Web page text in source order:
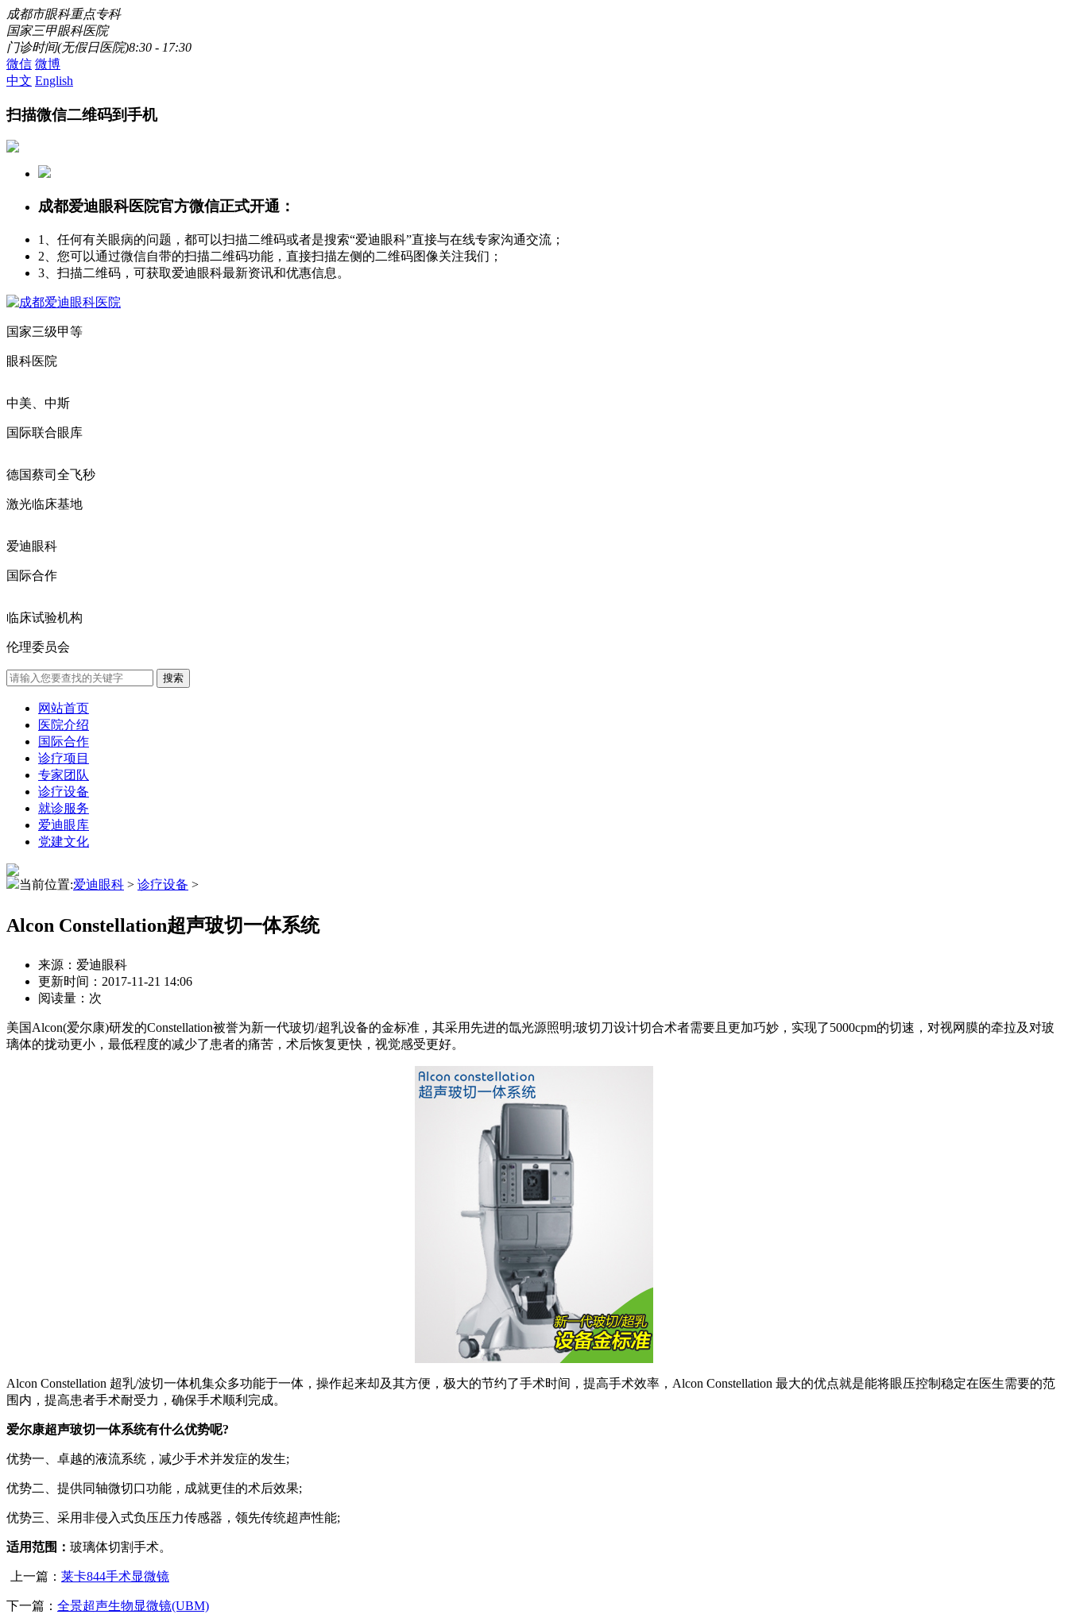
成都市眼科重点专科
国家三甲眼科医院
门诊时间(无假日医院)8:30 - 17:30
微信 微博
中文 English
扫描微信二维码到手机
成都爱迪眼科医院官方微信正式开通：
1、任何有关眼病的问题，都可以扫描二维码或者是搜索“爱迪眼科”直接与在线专家沟通交流；
2、您可以通过微信自带的扫描二维码功能，直接扫描左侧的二维码图像关注我们；
3、扫描二维码，可获取爱迪眼科最新资讯和优惠信息。
国家三级甲等
眼科医院
中美、中斯
国际联合眼库
德国蔡司全飞秒
激光临床基地
爱迪眼科
国际合作
临床试验机构
伦理委员会
网站首页
医院介绍
国际合作
诊疗项目
专家团队
诊疗设备
就诊服务
爱迪眼库
党建文化
当前位置:爱迪眼科 > 诊疗设备 >
Alcon Constellation超声玻切一体系统
来源：爱迪眼科
更新时间：2017-11-21 14:06
阅读量： 次
美国Alcon(爱尔康)研发的Constellation被誉为新一代玻切/超乳设备的金标准，其采用先进的氙光源照明;玻切刀设计切合术者需要且更加巧妙，实现了5000cpm的切速，对视网膜的牵拉及对玻
璃体的拢动更小，最低程度的减少了患者的痛苦，术后恢复更快，视觉感受更好。
Alcon Constellation 超乳/波切一体机集众多功能于一体，操作起来却及其方便，极大的节约了手术时间，提高手术效率，Alcon Constellation 最大的优点就是能将眼压控制稳定在医生需要的范
围内，提高患者手术耐受力，确保手术顺利完成。
爱尔康超声玻切一体系统有什么优势呢?
优势一、卓越的液流系统，减少手术并发症的发生;
优势二、提供同轴微切口功能，成就更佳的术后效果;
优势三、采用非侵入式负压压力传感器，领先传统超声性能;
适用范围： 玻璃体切割手术。
上一篇： 莱卡844手术显微镜
下一篇： 全景超声生物显微镜(UBM)